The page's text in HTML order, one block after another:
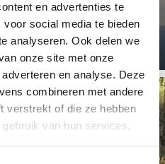
en advertenties te
social media te bieden
analyseren. Ook delen we
onze site met onze
en analyse. Deze
combineren met andere
verstrekt of die ze hebben
van hun services.